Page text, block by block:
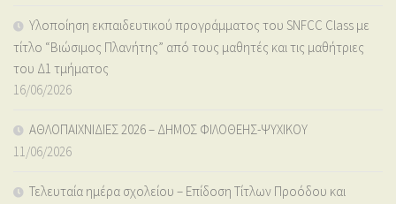
Υλοποίηση εκπαιδευτικού προγράμματος του SNFCC Class με
τίτλο “Βιώσιμος Πλανήτης” από τους μαθητές και τις μαθήτριες
του Δ1 τμήματος
16/06/2026
ΑΘΛΟΠΑΙΧΝΙΔΙΕΣ 2026 – ΔΗΜΟΣ ΦΙΛΟΘΕΗΣ-ΨΥΧΙΚΟΥ
11/06/2026
Τελευταία ημέρα σχολείου – Επίδοση Τίτλων Προόδου και